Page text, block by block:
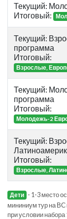
Текущий:
Итоговый:
Текущий:
программа
Итоговый:
Взрослые,
Текущий:
программа
Итоговый:
Молодежь-2
Текущий:
Итоговый:
Взрослые,
Дети - 1-3 место
мининиум тур на ВС
при условии